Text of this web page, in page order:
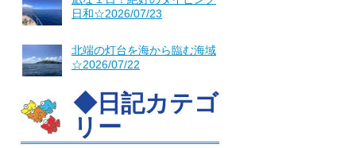
日和☆2026/07/23
北端の灯台を海から臨む海域
☆2026/07/22
◆日記カテゴ
リー